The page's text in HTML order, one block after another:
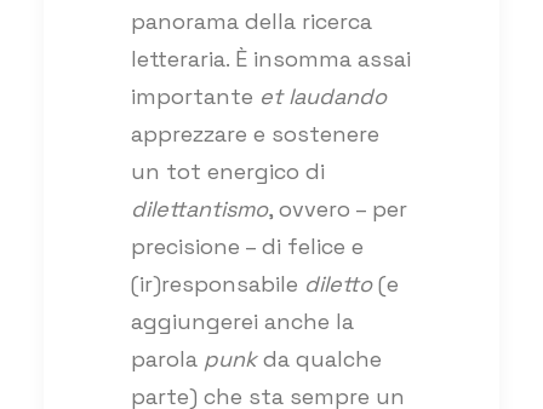
panorama della ricerca
letteraria. È insomma assai
importante et laudando
apprezzare e sostenere
un tot energico di
dilettantismo, ovvero – per
precisione – di felice e
(ir)responsabile diletto(e
aggiungerei anche la
parola punkda qualche
parte) che sta sempre un